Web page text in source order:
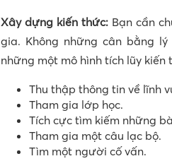
Xây dựng kiến thức: Bạn cần
gia. Không những cân bằng
những một mô hình tích lũy
Thu thập thông tin về lĩnh
Tham gia lớp học.
Tích cực tìm kiếm những
Tham gia một câu lạc bộ.
Tìm một người cố vấn.